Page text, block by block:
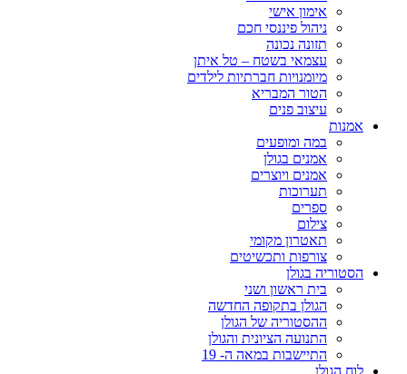
אימון אישי
ניהול פיננסי חכם
תזונה נכונה
עצמאי בשטח – טל איתן
מיומנויות חברתיות לילדים
הטור המבריא
עיצוב פנים
אמנות
במה ומופעים
אמנים בגולן
אמנים ויוצרים
תערוכות
ספרים
צילום
תאטרון מקומי
צורפות ותכשיטים
הסטוריה בגולן
בית ראשון ושני
הגולן בתקופה החדשה
ההסטוריה של הגולן
התנועה הציונית והגולן
התיישבות במאה ה- 19